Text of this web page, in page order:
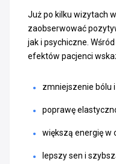
Już po kilku wizytach
zaobserwować
jak i psychiczne.
efektów pacjenci
zmniejszenie bólu
poprawę
większą energię w
lepszy sen i